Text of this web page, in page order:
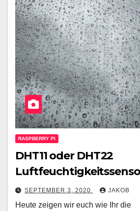
RASPBERRY PI
DHT11 oder DHT22
SEPTEMBER 3, 2020 JAKOB
Heute zeigen wir euch wie Ihr die